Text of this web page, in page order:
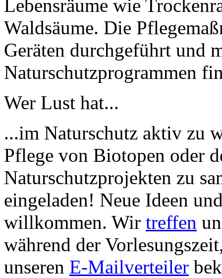
Lebensräume wie
Waldsäume. Die
Geräten durchgeführt und
Naturschutzprogrammen
Wer Lust hat...
...im Naturschutz aktiv zu
Pflege von Biotopen oder
Naturschutzprojekten zu
eingeladen! Neue Ideen
willkommen. Wir treffen
während der
unseren E-Mailverteiler